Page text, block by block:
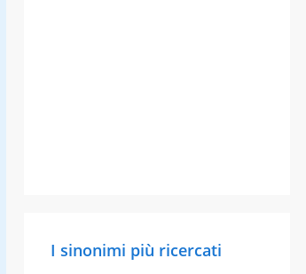
I sinonimi più ricercati